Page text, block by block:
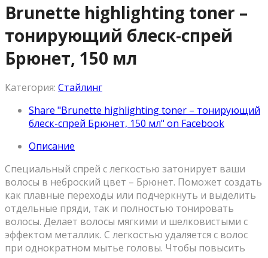
Brunette highlighting toner –
тонирующий блеск-спрей
Брюнет, 150 мл
Категория: Стайлинг
Share "Brunette highlighting toner – тонирующий
блеск-спрей Брюнет, 150 мл" on Facebook
Описание
Специальный спрей с легкостью затонирует ваши
волосы в неброский цвет – Брюнет. Поможет создать
как плавные переходы или подчеркнуть и выделить
отдельные пряди, так и полностью тонировать
волосы. Делает волосы мягкими и шелковистыми с
эффектом металлик. С легкостью удаляется с волос
при однократном мытье головы. Чтобы повысить